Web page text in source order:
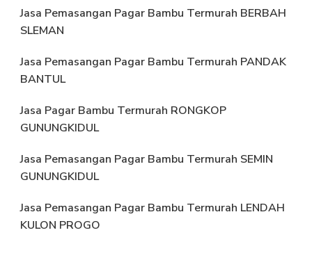
Jasa Pemasangan Pagar Bambu Termurah BERBAH
SLEMAN
Jasa Pemasangan Pagar Bambu Termurah PANDAK
BANTUL
Jasa Pagar Bambu Termurah RONGKOP
GUNUNGKIDUL
Jasa Pemasangan Pagar Bambu Termurah SEMIN
GUNUNGKIDUL
Jasa Pemasangan Pagar Bambu Termurah LENDAH
KULON PROGO